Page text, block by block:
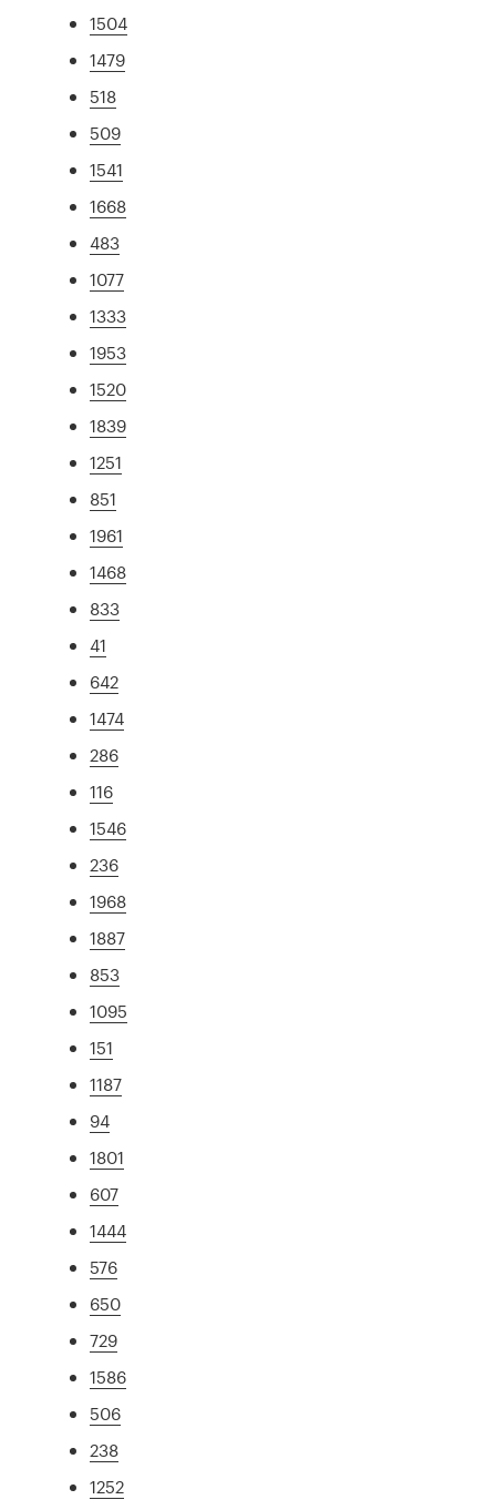
1504
1479
518
509
1541
1668
483
1077
1333
1953
1520
1839
1251
851
1961
1468
833
41
642
1474
286
116
1546
236
1968
1887
853
1095
151
1187
94
1801
607
1444
576
650
729
1586
506
238
1252